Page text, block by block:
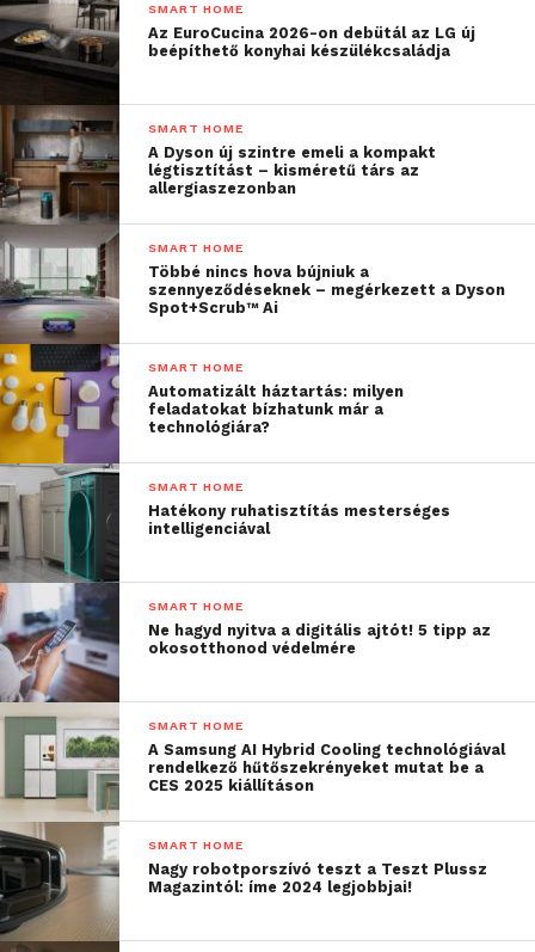
SMART HOME
Az EuroCucina 2026-on debütál az LG új
beépíthető konyhai készülékcsaládja
SMART HOME
A Dyson új szintre emeli a kompakt
légtisztítást – kisméretű társ az
allergiaszezonban
SMART HOME
Többé nincs hova bújniuk a
szennyeződéseknek – megérkezett a Dyson
Spot+Scrub™ Ai
SMART HOME
Automatizált háztartás: milyen
feladatokat bízhatunk már a
technológiára?
SMART HOME
Hatékony ruhatisztítás mesterséges
intelligenciával
SMART HOME
Ne hagyd nyitva a digitális ajtót! 5 tipp az
okosotthonod védelmére
SMART HOME
A Samsung AI Hybrid Cooling technológiával
rendelkező hűtőszekrényeket mutat be a
CES 2025 kiállításon
SMART HOME
Nagy robotporszívó teszt a Teszt Plussz
Magazintól: íme 2024 legjobbjai!